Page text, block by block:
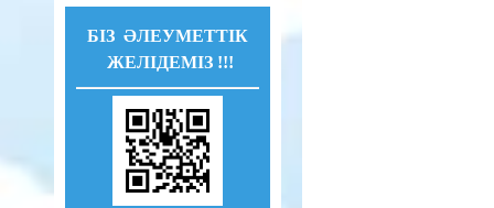
БІЗ ӘЛЕУМЕТТІК
ЖЕЛІДЕМІЗ !!!